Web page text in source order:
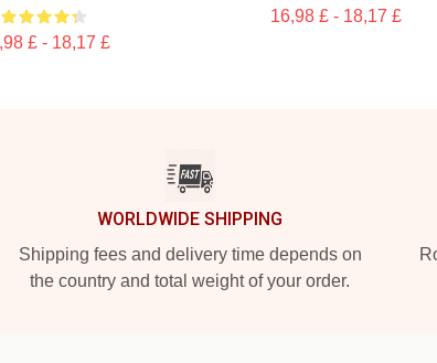
£ - 18,17 £
16,98 £ - 18,17 £
WORLDWIDE SHIPPING
Shipping fees and delivery time depends on
the country and total weight of your order.